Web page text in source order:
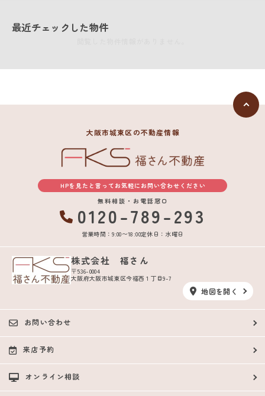
最近チェックした物件
大阪市城東区の不動産情報
HPを見たと言ってお気軽にお問い合わせください
無料相談・お電話窓口
0120-789-293
営業時間：9:00〜18:00定休日：水曜日
株式会社 福さん
〒536-0004
大阪府大阪市城東区今福西１丁目9-7
地図を開く
お問い合わせ
来店予約
オンライン相談